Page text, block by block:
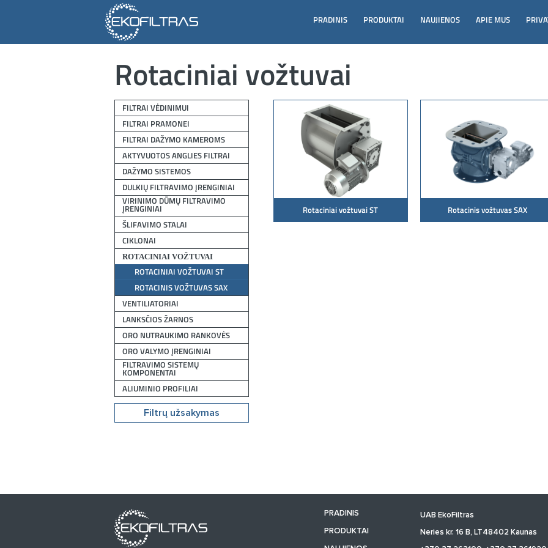
PRADINIS PRODUKTAI NAUJIENOS APIE MUS
Rotaciniai vožtuvai
FILTRAI VĖDINIMUI
FILTRAI PRAMONEI
FILTRAI DAŽYMO KAMEROMS
AKTYVUOTOS ANGLIES FILTRAI
DAŽYMO SISTEMOS
DULKIŲ FILTRAVIMO ĮRENGINIAI
VIRINIMO DŪMŲ FILTRAVIMO
ĮRENGINIAI
ŠLIFAVIMO STALAI
CIKLONAI
ROTACINIAI VOŽTUVAI
ROTACINIAI VOŽTUVAI ST
ROTACINIS VOŽTUVAS SAX
VENTILIATORIAI
LANKSČIOS ŽARNOS
ORO NUTRAUKIMO RANKOVĖS
ORO VALYMO ĮRENGINIAI
FILTRAVIMO SISTEMŲ
KOMPONENTAI
ALIUMINIO PROFILIAI
Filtrų užsakymas
Rotaciniai vožtuvai ST Rotacinis vožtuvas SAX
PRADINIS
PRODUKTAI
UAB EkoFiltras
Neries kr. 16 B, LT48402 Kaunas